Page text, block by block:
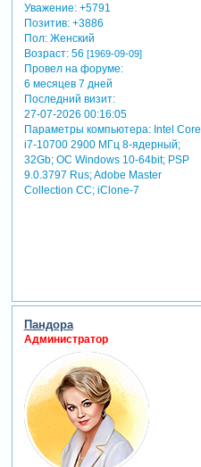
Уважение: +5791
Позитив: +3886
Пол:Женский
Возраст:56 [1969-09-09]
Провел на форуме:
6 месяцев 7 дней
Последний визит:
27-07-2026 00:16:05
Параметры компьютера:Intel Core
i7-10700 2900 МГц 8-ядерный;
32Gb; ОС Windows 10-64bit; PSP
9.0.3797 Rus; Adobe Master
Collection СС; iClone-7
Пандора
Администратор